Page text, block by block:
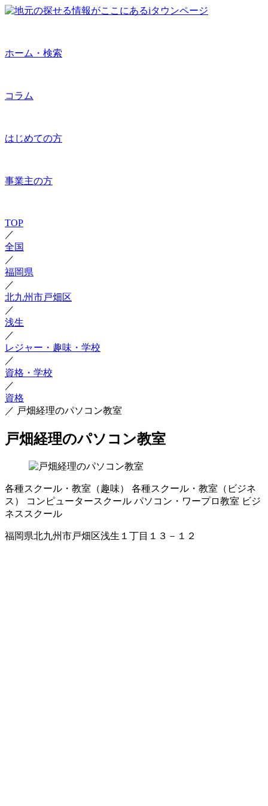
ホーム・検索
コラム
はじめての方
事業主の方
TOP
／
全国
／
福岡県
／
北九州市戸畑区
／
浅生
／
レジャー・趣味・学校
／
資格・学校
／
資格
／ 戸畑経理のパソコン教室
戸畑経理のパソコン教室
各種スクール・教室（趣味）
各種スクール・教室（ビジネ
ス）
コンピュータースクール パソコン・ワープロ教室 ビジ
ネススクール
福岡県北九州市戸畑区浅生１丁目１３－１２